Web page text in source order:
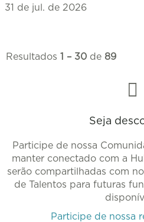
31 de jul. de 2026
Resultados 1 – 30 de 89
Seja
Participe de nossa
manter conectado com a
serão compartilhadas com
de Talentos para futuras
Participe de nossa